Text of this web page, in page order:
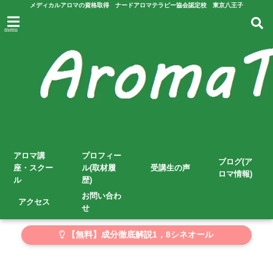
メディカルアロマの資格取得 ナードアロマテラピー協会認定校 東京八王子
menu
アロマ講
座・スクー
ル
プロフィー
ル(取材履
歴)
受講生の声
ブログ(ア
ロマ情報)
アクセス
お問い合わ
せ
【無料】成分徹底解説1，8シネオール